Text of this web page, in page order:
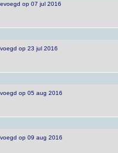
op 07 jul 2016
op 23 jul 2016
op 05 aug 2016
op 09 aug 2016